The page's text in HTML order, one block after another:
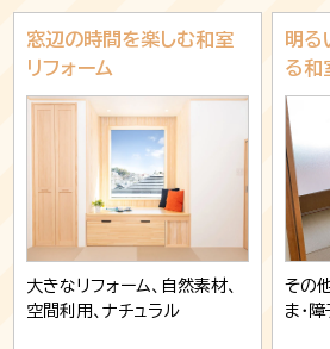
窓辺の時間を楽しむ和室
リフォーム
大きなリフォーム、自然素材、
空間利用、ナチュラル
明る
る和
その
ま・